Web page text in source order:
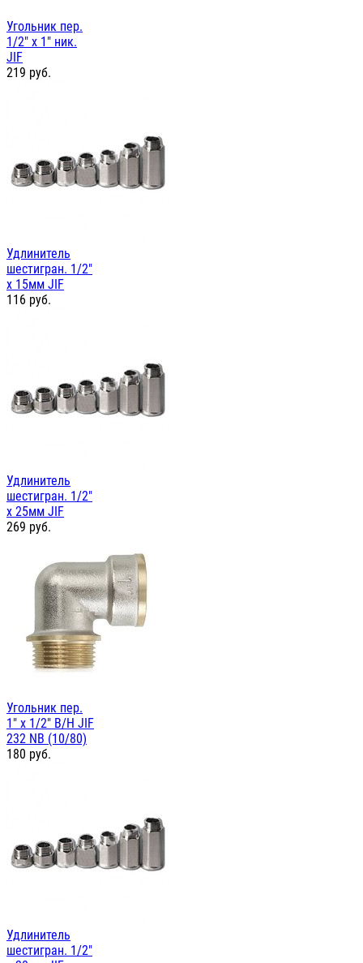
Угольник пер.
1/2" х 1" ник.
JIF
219 руб.
Удлинитель
шестигран. 1/2"
х 15мм JIF
116 руб.
Удлинитель
шестигран. 1/2"
х 25мм JIF
269 руб.
Угольник пер.
1" х 1/2" В/Н JIF
232 NB (10/80)
180 руб.
Удлинитель
шестигран. 1/2"